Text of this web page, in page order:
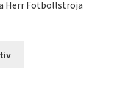
Herr Fotbollströja